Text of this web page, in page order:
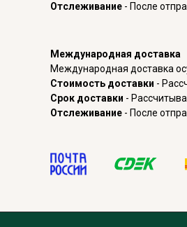
Международная доставка
Международная доставка
Стоимость доставки -
Срок доставки -
Отслеживание - После
Отслеживание - После